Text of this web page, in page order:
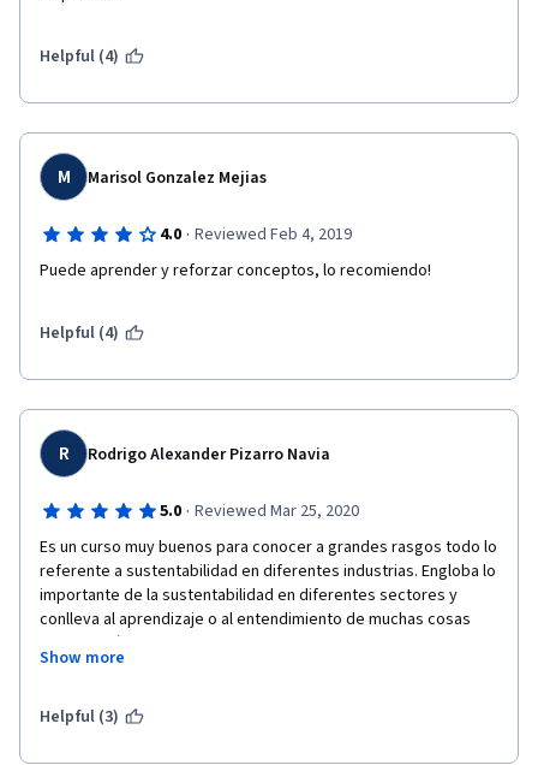
Helpful (4)
M Marisol Gonzalez Mejias
4.0 · Reviewed Feb 4, 2019
Puede aprender y reforzar conceptos, lo recomiendo!
Helpful (4)
R Rodrigo Alexander Pizarro Navia
5.0 · Reviewed Mar 25, 2020
Es un curso muy buenos para conocer a grandes rasgos todo lo
referente a sustentabilidad en diferentes industrias. Engloba lo
importante de la sustentabilidad en diferentes sectores y
conlleva al aprendizaje o al entendimiento de muchas cosas
que deberían estar mejor arraigadas en  la sociedad y
accesibles desde las primeras etapas de aprendizaje como es
social.
Show more
Helpful (3)